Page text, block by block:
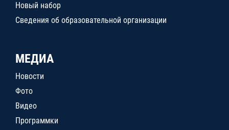
Новый набор
Сведения об образовательной организации
МЕДИА
Новости
Фото
Видео
Программки